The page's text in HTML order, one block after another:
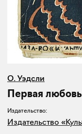
О. Уэдсли
Первая любовь
Издательство:
Издательство